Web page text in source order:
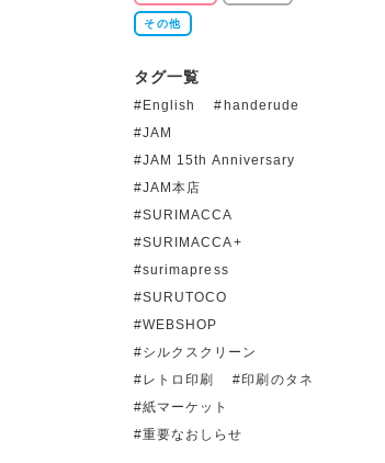
その他
タグ一覧
English
handerude
JAM
JAM 15th Anniversary
JAM本店
SURIMACCA
SURIMACCA+
surimapress
SURUTOCO
WEBSHOP
シルクスクリーン
レトロ印刷
印刷のタネ
紙マーケット
重要なおしらせ